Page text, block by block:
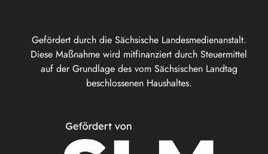
Gefördert durch die Sächsische Landesmedienanstalt.
Diese Maßnahme wird mitfinanziert durch Steuermittel
auf der Grundlage des vom Sächsischen Landtag
beschlossenen Haushaltes.